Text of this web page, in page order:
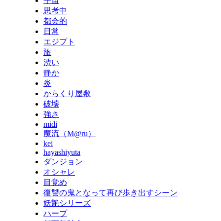
思考中
都会的
日常
エジプト
旅
渋い
静か
炎
からくり屋敷
破壊
強さ
midi
魔流（M@ru）
kei
hayashiyuta
ダンジョン
オシャレ
目覚め
復讐の鬼となって再び歩き出すシーン
妖艶シリーズ
ハープ